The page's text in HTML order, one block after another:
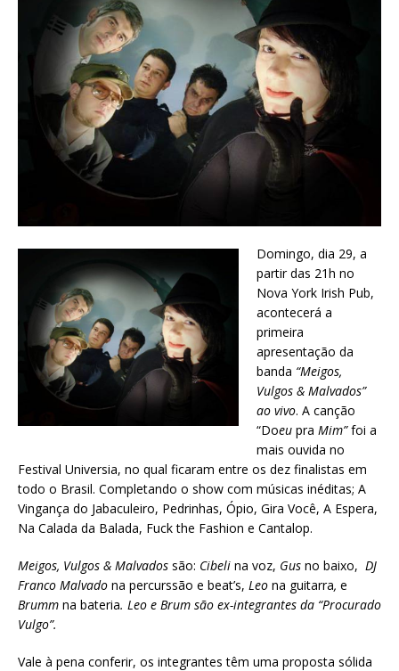
Domingo, dia 29, a
partir das 21h no
Nova York Irish Pub,
acontecerá a
primeira
apresentação da
banda “Meigos,
Vulgos & Malvados”
ao vivo. A canção
“Doeu pra Mim”foi a
mais ouvida no
Festival Universia, no qual ficaram entre os dez finalistas em
todo o Brasil. Completando o show com músicas inéditas; A
Vingança do Jabaculeiro, Pedrinhas, Ópio, Gira Você, A Espera,
Na Calada da Balada, Fuck the Fashion e Cantalop.
Meigos, Vulgos & Malvados são: Cibeli na voz, Gus no baixo, DJ
Franco Malvado na percurssão e beat’s, Leo na guitarra, e
Brumm na bateria. Leo e Brum são ex-integrantes da “Procurado
Vulgo”.
Vale à pena conferir, os integrantes têm uma proposta sólida